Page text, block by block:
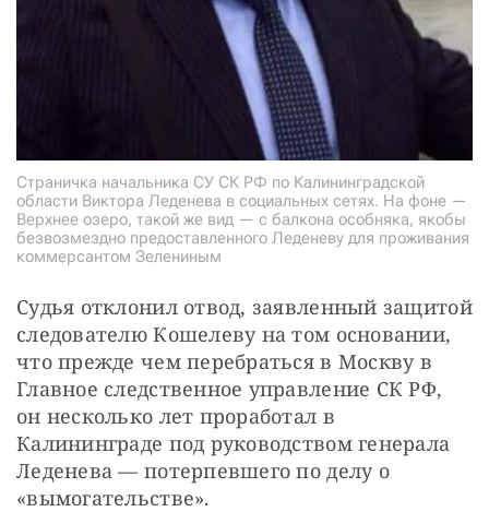
Страничка начальника СУ СК РФ по Калининградской
области Виктора Леденева в социальных сетях. На фоне —
Верхнее озеро, такой же вид — с балкона особняка, якобы
безвозмездно предоставленного Леденеву для проживания
коммерсантом Зелениным
Судья отклонил отвод, заявленный защитой
следователю Кошелеву на том основании,
что прежде чем перебраться в Москву в
Главное следственное управление СК РФ,
он несколько лет проработал в
Калининграде под руководством генерала
Леденева — потерпевшего по делу о
«вымогательстве».